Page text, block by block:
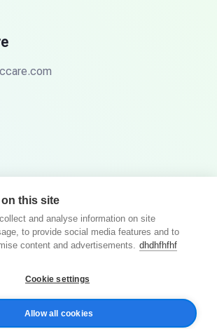
Termini e Condizioni
this site
and analyse information on site
to provide social media features and to
content and advertisements. dhdhfhfhf
Cookie settings
Allow all cookies